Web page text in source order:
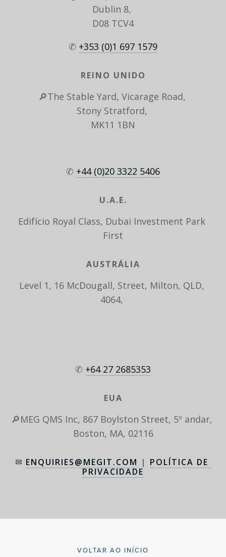
Dublin 8,
D08 TCV4
✆ +353 (0)1 697 1579
REINO UNIDO
🔎The Stable Yard, Vicarage Road,
Stony Stratford,
MK11 1BN
✆ +44 (0)20 3322 5406
U.A.E.
Edifício Royal Class, Dubai Investment Park
First
AUSTRÁLIA
Level 1, 16 McDougall, Street, Milton, QLD,
4064,
✆ +64 27 2685353
EUA
🔎MEG QMS Inc, 867 Boylston Street, 5º andar,
Boston, MA, 02116
✉ ENQUIRIES@MEGIT.COM | POLÍTICA DE
PRIVACIDADE
VOLTAR AO INÍCIO